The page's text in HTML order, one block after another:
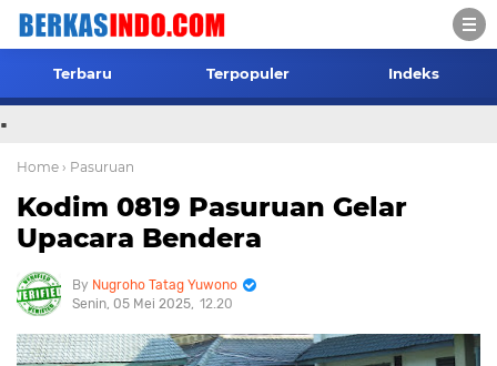
Terbaru Terpopuler Indeks
.
Home › Pasuruan
Kodim 0819 Pasuruan Gelar
Upacara Bendera
Nugroho Tatag Yuwono
Senin, 05 Mei 2025 12.20